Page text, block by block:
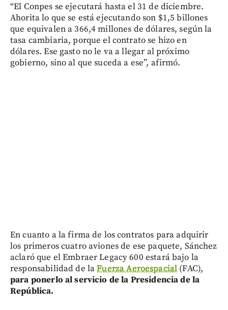
“El Conpes se ejecutará hasta el 31 de diciembre.
Ahorita lo que se está ejecutando son $1,5 billones
que equivalen a 366,4 millones de dólares, según la
tasa cambiaria, porque el contrato se hizo en
dólares. Ese gasto no le va a llegar al próximo
gobierno, sino al que suceda a ese”, afirmó.
En cuanto a la firma de los contratos para adquirir
los primeros cuatro aviones de ese paquete, Sánchez
aclaró que el Embraer Legacy 600 estará bajo la
responsabilidad de laFuerza Aeroespacial (FAC),
para ponerlo al servicio de la Presidencia de la
República.